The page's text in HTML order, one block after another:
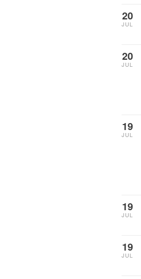
20
JUL
20
JUL
19
JUL
19
JUL
19
JUL